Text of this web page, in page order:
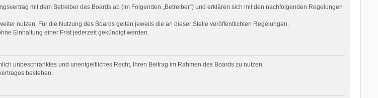
mit dem Betreiber des Boards ab (im Folgenden „Betreiber“) und erklären sich mit den nachfolgenden Regelungen
nutzen. Für die Nutzung des Boards gelten jeweils die an dieser Stelle veröffentlichten Regelungen.
Einhaltung einer Frist jederzeit gekündigt werden.
unbeschränktes und unentgeltliches Recht, Ihren Beitrag im Rahmen des Boards zu nutzen.
bestehen.